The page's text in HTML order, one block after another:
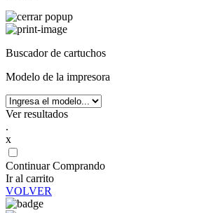
Buscador de cartuchos
Modelo de la impresora
Ver resultados
.
x
Continuar Comprando
Ir al carrito
VOLVER